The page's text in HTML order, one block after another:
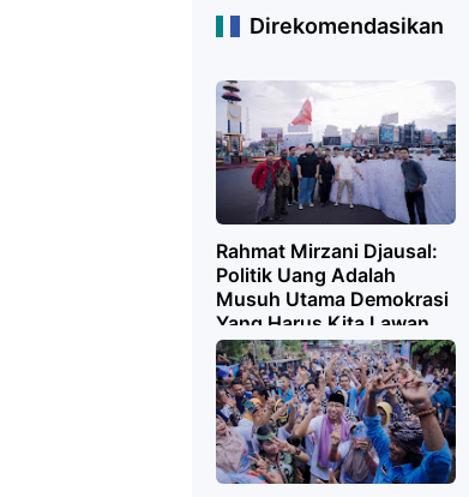
Direkomendasikan
Rahmat Mirzani Djausal:
Politik Uang Adalah
Musuh Utama Demokrasi
Yang Harus Kita Lawan
Bersama